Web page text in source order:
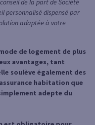
de la part de Société
personnalisé dispensé par
adaptée à votre
de logement de plus
avantages, tant
soulève également des
habitation que
adepte du